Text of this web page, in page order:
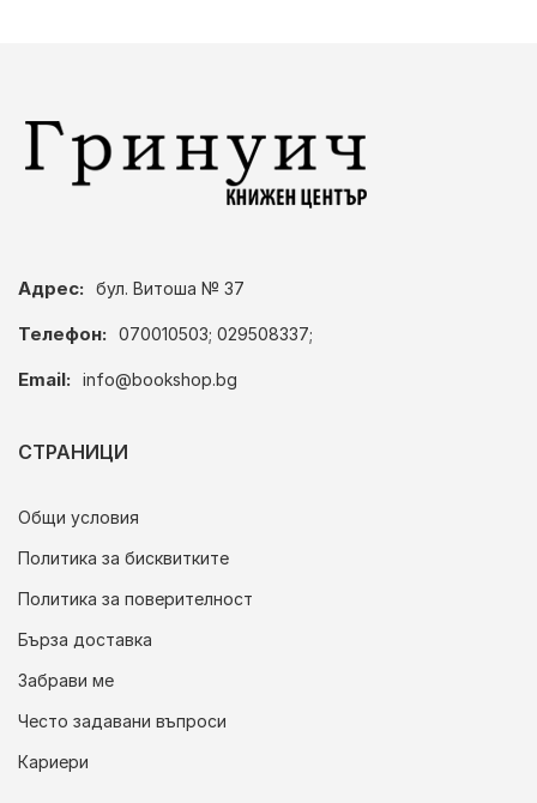
Адрес: бул. Витоша № 37
Телефон: 070010503; 029508337;
Email: info@bookshop.bg
СТРАНИЦИ
Общи условия
Политика за бисквитките
Политика за поверителност
Бърза доставка
Забрави ме
Често задавани въпроси
Кариери